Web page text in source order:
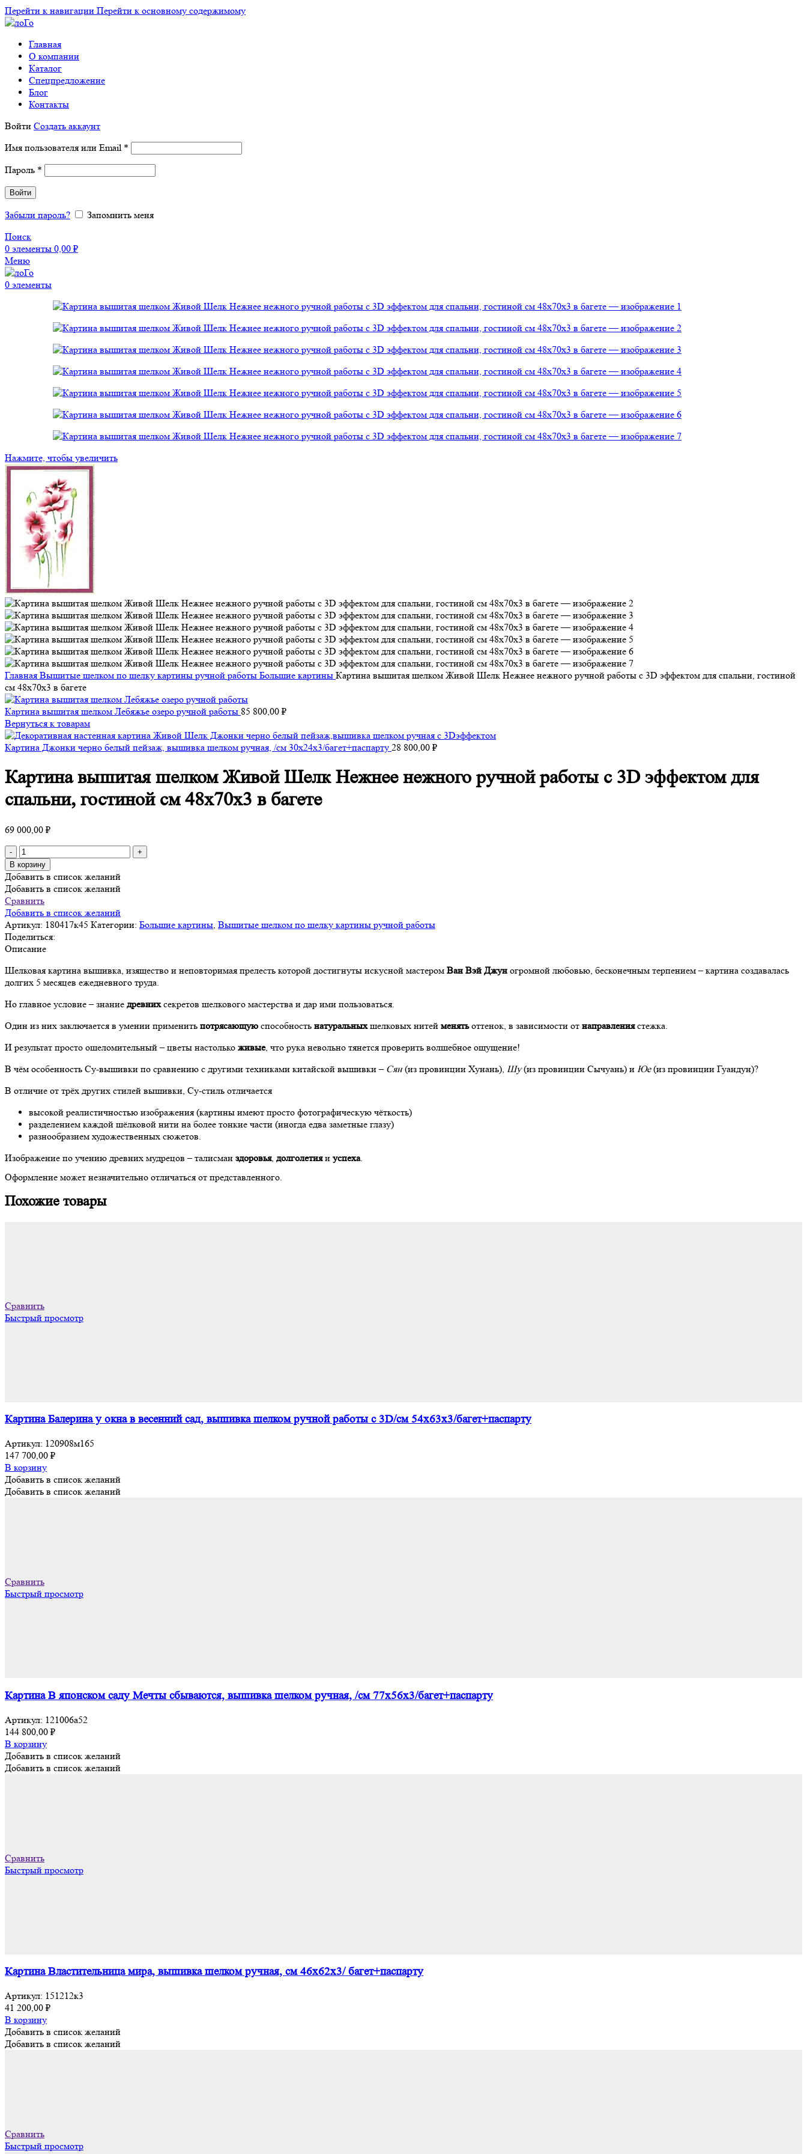
Перейти к навигации Перейти к основному содержимому
Главная
О компании
Каталог
Спецпредложение
Блог
Контакты
Войти Создать аккаунт
Имя пользователя или Email *
Пароль *
Войти
Забыли пароль?
Запомнить меня
Поиск
0 элементы 0,00 ₽
Меню
0 элементы
Нажмите, чтобы увеличить
Главная Вышитые шелком по шелку картины ручной работы Большие картины Картина вышитая шелком Живой Шелк Нежнее нежного ручной работы с 3D эффектом для спальни, гостиной
см 48х70х3 в багете
Картина вышитая шелком Лебяжье озеро ручной работы 85 800,00 ₽
Вернуться к товарам
Картина Джонки черно белый пейзаж, вышивка шелком ручная, /см 30х24х3/багет+паспарту 28 800,00 ₽
Картина вышитая шелком Живой Шелк Нежнее нежного ручной работы с 3D эффектом для
спальни, гостиной см 48х70х3 в багете
69 000,00 ₽
Количество
товара
Картина
вышитая
шелком
Живой
Шелк
Нежнее
нежного
работы
с
эффектом
спальни,
см
48х70х3
багете
В корзину
Добавить в список желаний
Добавить в список желаний
Сравнить
Добавить в список желаний
Артикул: 180417к45 Категории: Большие картины, Вышитые шелком по шелку картины ручной работы
Поделиться:
Описание
Шелковая картина вышивка, изящество и неповторимая прелесть которой достигнуты искусной мастером Ван Вэй Джун огромной любовью, бесконечным терпением – картина создавалась
долгих 5 месяцев ежедневного труда.
Но главное условие – знание древнихсекретов шелкового мастерства и дар ими пользоваться.
Один из них заключается в умении применить потрясающую способность натуральныхшелковых нитей менятьоттенок, в зависимости от направлениястежка.
И результат просто ошеломительный – цветы настолько живые, что рука невольно тянется проверить волшебное ощущение!
В чём особенность Су-вышивки по сравнению с другими техниками китайской вышивки – Сян(из провинции Хунань), Шу(из провинции Сычуань) и Юе(из провинции Гуандун)?
В отличие от трёх других стилей вышивки, Су-стиль отличается
высокой реалистичностью изображения (картины имеют просто фотографическую чёткость)
разделением каждой шёлковой нити на более тонкие части (иногда едва заметные глазу)
разнообразием художественных сюжетов.
Изображение по учению древних мудрецов – талисман здоровья, долголетияи успеха.
Оформление может незначительно отличаться от представленного.
Похожие товары
Сравнить
Быстрый просмотр
Картина Балерина у окна в весенний сад, вышивка шелком ручной работы с 3D/см 54х63х3/багет+паспарту
Артикул: 120908м165
147 700,00 ₽
В корзину
Добавить в список желаний
Добавить в список желаний
Сравнить
Быстрый просмотр
Картина В японском саду Мечты сбываются, вышивка шелком ручная, /см 77х56х3/багет+паспарту
Артикул: 121006а52
144 800,00 ₽
В корзину
Добавить в список желаний
Добавить в список желаний
Сравнить
Быстрый просмотр
Картина Властительница мира, вышивка шелком ручная, см 46х62х3/ багет+паспарту
Артикул: 151212к3
41 200,00 ₽
В корзину
Добавить в список желаний
Добавить в список желаний
Сравнить
Быстрый просмотр